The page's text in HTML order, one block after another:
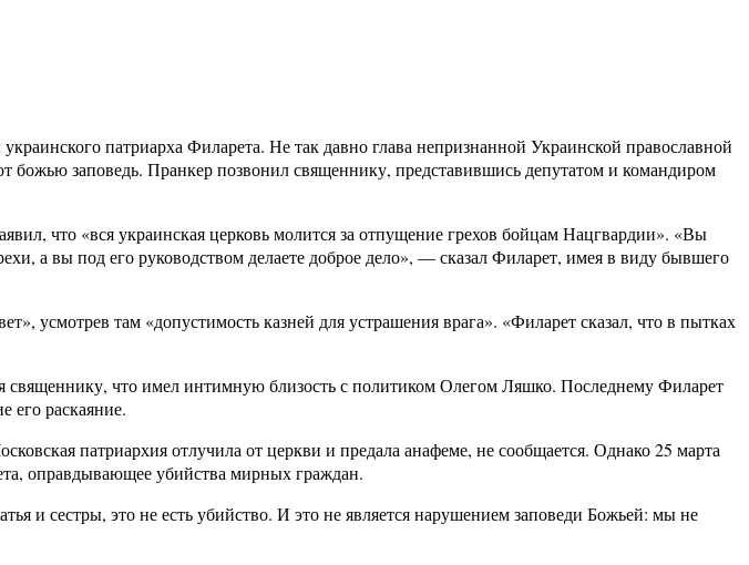
патриарха Филарета. Не так давно глава непризнанной Украинской православной
божью заповедь. Пранкер позвонил священнику, представившись депутатом и командиром
что «вся украинская церковь молится за отпущение грехов бойцам Нацгвардии». «Вы
а вы под его руководством делаете доброе дело», — сказал Филарет, имея в виду бывшего
усмотрев там «допустимость казней для устрашения врага». «Филарет сказал, что в пытках
священнику, что имел интимную близость с политиком Олегом Ляшко. Последнему Филарет
его раскаяние.
патриархия отлучила от церкви и предала анафеме, не сообщается. Однако 25 марта
оправдывающее убийства мирных граждан.
и сестры, это не есть убийство. И это не является нарушением заповеди Божьей: мы не